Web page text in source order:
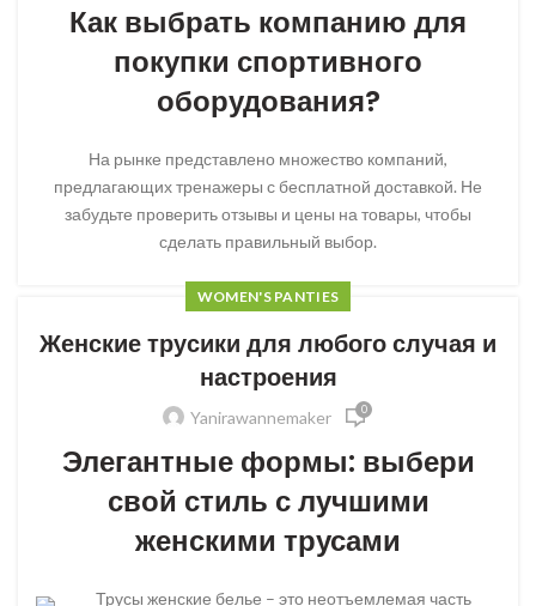
Как выбрать компанию для
покупки спортивного
оборудования?
На рынке представлено множество компаний,
предлагающих тренажеры с бесплатной доставкой. Не
забудьте проверить отзывы и цены на товары, чтобы
сделать правильный выбор.
WOMEN'S PANTIES
Женские трусики для любого случая и
настроения
Yanirawannemaker 0
Элегантные формы: выбери
свой стиль с лучшими
женскими трусами
Трусы женские белье – это неотъемлемая часть